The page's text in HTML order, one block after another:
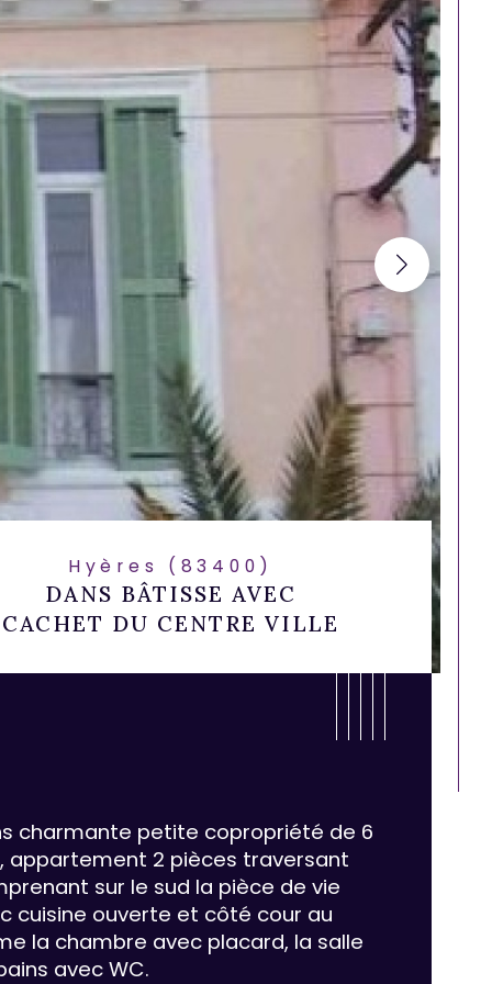
Hyères (83400)
DANS BÂTISSE AVEC
CACHET DU CENTRE VILLE
Valeurs
de pièces
charmante petite copropriété de 6
appartement 2 pièces traversant
sur le sud la pièce de vie
cuisine ouverte et côté cour au
la chambre avec placard, la salle
avec WC.